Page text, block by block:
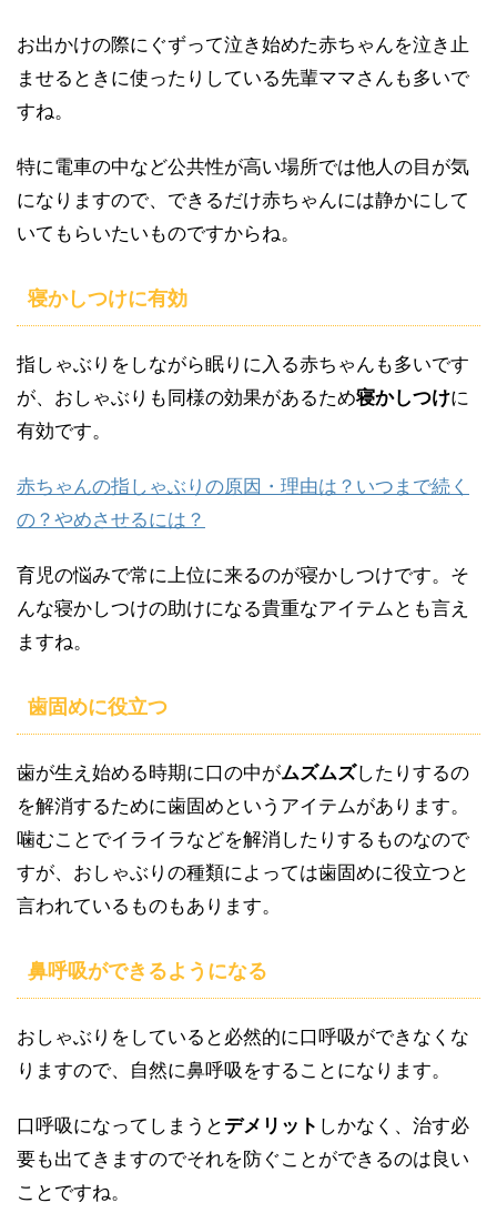
お出かけの際にぐずって泣き始めた赤ちゃんを泣き止
ませるときに使ったりしている先輩ママさんも多いで
すね。
特に電車の中など公共性が高い場所では他人の目が気
になりますので、できるだけ赤ちゃんには静かにして
いてもらいたいものですからね。
寝かしつけに有効
指しゃぶりをしながら眠りに入る赤ちゃんも多いです
が、おしゃぶりも同様の効果があるため寝かしつけに
有効です。
赤ちゃんの指しゃぶりの原因・理由は？いつまで続く
の？やめさせるには？
育児の悩みで常に上位に来るのが寝かしつけです。そ
んな寝かしつけの助けになる貴重なアイテムとも言え
ますね。
歯固めに役立つ
歯が生え始める時期に口の中がムズムズしたりするの
を解消するために歯固めというアイテムがあります。
噛むことでイライラなどを解消したりするものなので
すが、おしゃぶりの種類によっては歯固めに役立つと
言われているものもあります。
鼻呼吸ができるようになる
おしゃぶりをしていると必然的に口呼吸ができなくな
りますので、自然に鼻呼吸をすることになります。
口呼吸になってしまうと デメリット しかなく、治す必
要も出てきますのでそれを防ぐことができるのは良い
ことですね。